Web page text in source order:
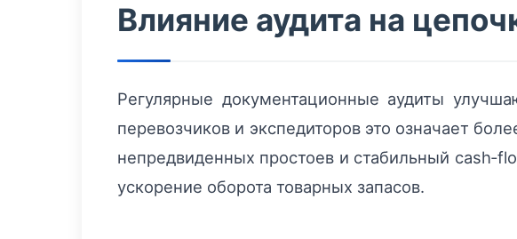
Влияние аудита на
Регулярные документационные аудиты
перевозчиков и экспедиторов это означает
непредвиденных простоев и стабильный
ускорение оборота товарных запасов.